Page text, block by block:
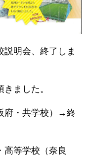
明会、終了しま
ました。
・共学校）→終
等学校（奈良